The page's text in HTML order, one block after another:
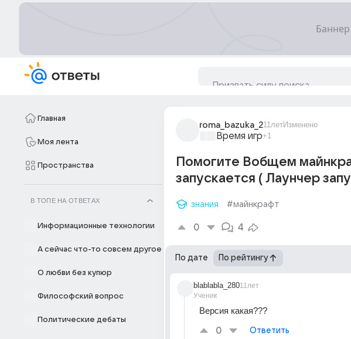
Главная
Моя лента
Пространства
В ТОПЕ НА ОТВЕТАХ
Информационные технологии
А сейчас что-то совсем другое
О любви без купюр
Философский вопрос
Политические дебаты
roma_bazuka_211летИзменено
Время игр+1
Помогите Вобщем
запускается ( Лаунчер
знания #майнкрафт
0 4
По дате По рейтингу
blablabla_280
Ученик
11лет
Версия какая???
0 Ответить